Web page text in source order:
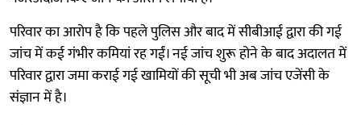
परिवार का आरोप है कि पहले पुलिस और बाद में सीबीआई द्वारा की गई
जांच में कई गंभीर कमियां रह गईं। नई जांच शुरू होने के बाद अदालत में
परिवार द्वारा जमा कराई गई खामियों की सूची भी अब जांच एजेंसी के
संज्ञान में है।